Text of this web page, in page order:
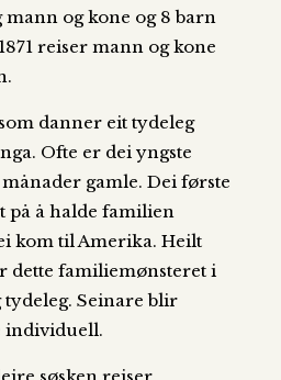
mann og kone og 8 barn
reiser mann og kone
danner eit tydeleg
Ofte er dei yngste
gamle. Dei første
på å halde familien
kom til Amerika. Heilt
dette familiemønsteret i
Seinare blir
individuell.